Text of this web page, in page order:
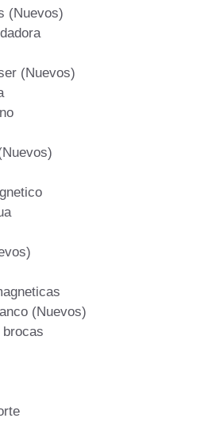
(Nuevos)
(Nuevos)
(Nuevos)
brocas